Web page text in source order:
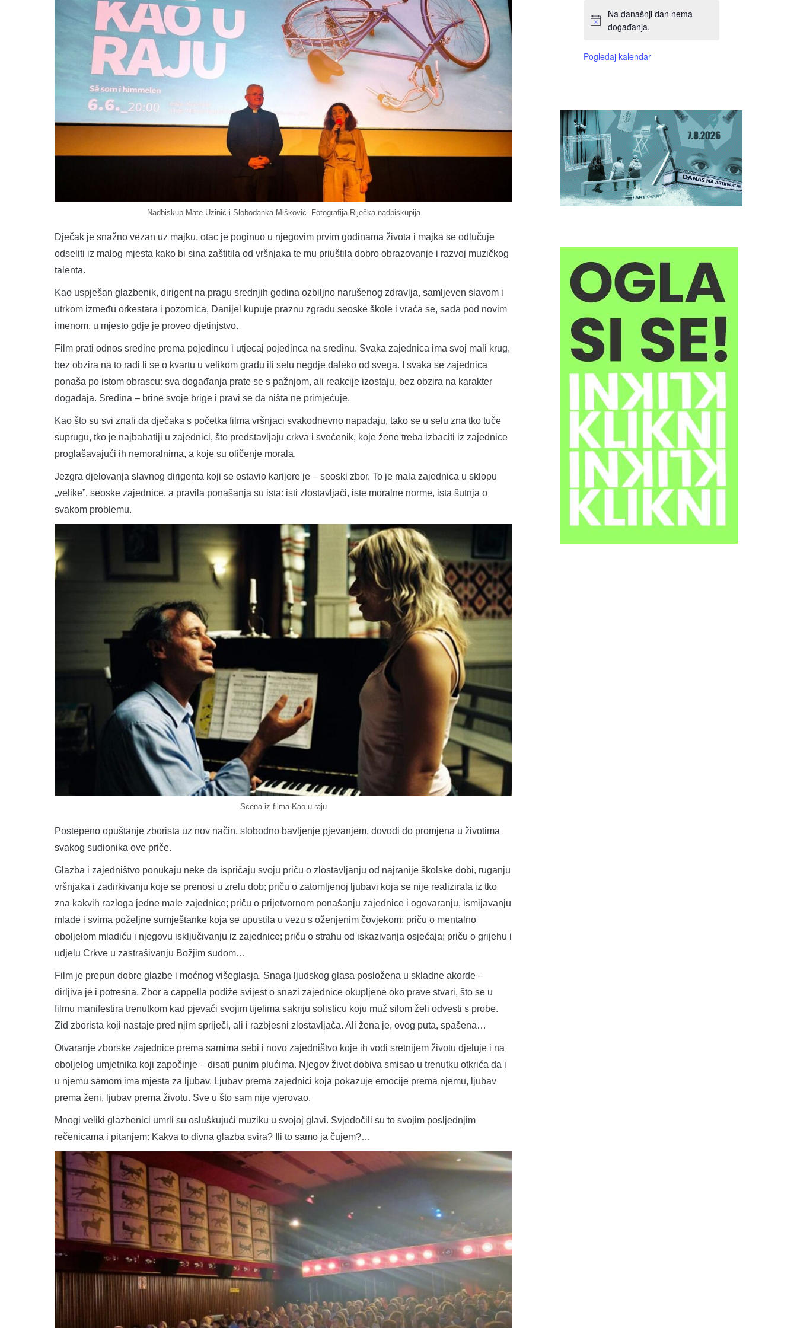
Nadbiskup Mate Uzinić i Slobodanka Mišković. Fotografija Riječka nadbiskupija
Dječak je snažno vezan uz majku, otac je poginuo u njegovim prvim godinama života i majka se odlučuje
odseliti iz malog mjesta kako bi sina zaštitila od vršnjaka te mu priuštila dobro obrazovanje i razvoj muzičkog
talenta.
Kao uspješan glazbenik, dirigent na pragu srednjih godina ozbiljno narušenog zdravlja, samljeven slavom i
utrkom između orkestara i pozornica, Danijel kupuje praznu zgradu seoske škole i vraća se, sada pod novim
imenom, u mjesto gdje je proveo djetinjstvo.
Film prati odnos sredine prema pojedincu i utjecaj pojedinca na sredinu. Svaka zajednica ima svoj mali krug,
bez obzira na to radi li se o kvartu u velikom gradu ili selu negdje daleko od svega. I svaka se zajednica
ponaša po istom obrascu: sva događanja prate se s pažnjom, ali reakcije izostaju, bez obzira na karakter
događaja. Sredina – brine svoje brige i pravi se da ništa ne primjećuje.
Kao što su svi znali da dječaka s početka filma vršnjaci svakodnevno napadaju, tako se u selu zna tko tuče
suprugu, tko je najbahatiji u zajednici, što predstavljaju crkva i svećenik, koje žene treba izbaciti iz zajednice
proglašavajući ih nemoralnima, a koje su oličenje morala.
Jezgra djelovanja slavnog dirigenta koji se ostavio karijere je – seoski zbor. To je mala zajednica u sklopu
„velike”, seoske zajednice, a pravila ponašanja su ista: isti zlostavljači, iste moralne norme, ista šutnja o
svakom problemu.
Scena iz filma Kao u raju
Postepeno opuštanje zborista uz nov način, slobodno bavljenje pjevanjem, dovodi do promjena u životima
svakog sudionika ove priče.
Glazba i zajedništvo ponukaju neke da ispričaju svoju priču o zlostavljanju od najranije školske dobi, ruganju
vršnjaka i zadirkivanju koje se prenosi u zrelu dob; priču o zatomljenoj ljubavi koja se nije realizirala iz tko
zna kakvih razloga jedne male zajednice; priču o prijetvornom ponašanju zajednice i ogovaranju, ismijavanju
mlade i svima poželjne sumještanke koja se upustila u vezu s oženjenim čovjekom; priču o mentalno
oboljelom mladiću i njegovu isključivanju iz zajednice; priču o strahu od iskazivanja osjećaja; priču o grijehu i
udjelu Crkve u zastrašivanju Božjim sudom…
Film je prepun dobre glazbe i moćnog višeglasja. Snaga ljudskog glasa posložena u skladne akorde –
dirljiva je i potresna. Zbor a cappella podiže svijest o snazi zajednice okupljene oko prave stvari, što se u
filmu manifestira trenutkom kad pjevači svojim tijelima sakriju solisticu koju muž silom želi odvesti s probe.
Zid zborista koji nastaje pred njim spriječi, ali i razbjesni zlostavljača. Ali žena je, ovog puta, spašena…
Otvaranje zborske zajednice prema samima sebi i novo zajedništvo koje ih vodi sretnijem životu djeluje i na
oboljelog umjetnika koji započinje – disati punim plućima. Njegov život dobiva smisao u trenutku otkrića da i
u njemu samom ima mjesta za ljubav. Ljubav prema zajednici koja pokazuje emocije prema njemu, ljubav
prema ženi, ljubav prema životu. Sve u što sam nije vjerovao.
Mnogi veliki glazbenici umrli su osluškujući muziku u svojoj glavi. Svjedočili su to svojim posljednjim
rečenicama i pitanjem: Kakva to divna glazba svira? Ili to samo ja čujem?…
Na današnji dan nema
događanja.
Pogledaj kalendar